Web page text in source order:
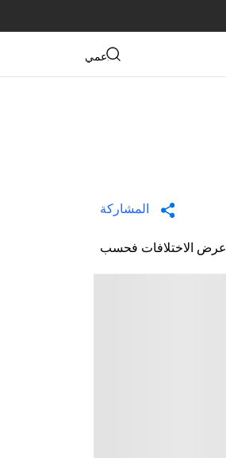
دعمي
المشاركة
عرض الاختلافات فحسب